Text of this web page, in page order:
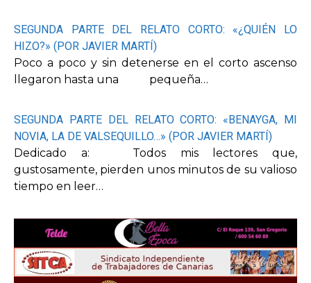
SEGUNDA PARTE DEL RELATO CORTO: «¿QUIÉN LO
HIZO?» (POR JAVIER MARTÍ)
Poco a poco y sin detenerse en el corto ascenso
llegaron hasta una pequeña…
SEGUNDA PARTE DEL RELATO CORTO: «BENAYGA, MI
NOVIA, LA DE VALSEQUILLO…» (POR JAVIER MARTÍ)
Dedicado a: Todos mis lectores que,
gustosamente, pierden unos minutos de su valioso
tiempo en leer…